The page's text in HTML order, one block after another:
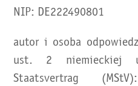
NIP: DE222490801
autor i osoba
ust. 2 niemieckiej
Staatsvertrag